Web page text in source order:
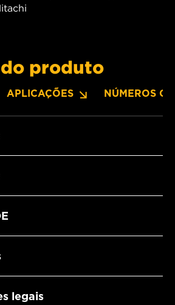
produto
APLICAÇÕES NÚMEROS OE
legais